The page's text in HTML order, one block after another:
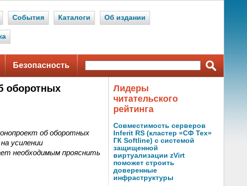
События Каталоги Об издании
Безопасность
оборотных
об оборотных
усилении
необходимым прояснить
Лидеры
читательского
рейтинга
Совместимость серверов
Inferit RS (кластер «СФ Тех»
ГК Softline) с системой
защищенной
виртуализации zVirt
поможет строить
доверенные
инфраструктуры